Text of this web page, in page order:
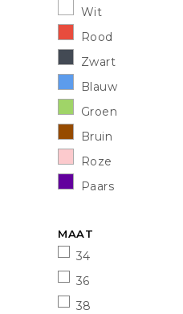
Wit
Rood
Zwart
Blauw
Groen
Bruin
Roze
Paars
MAAT
34
36
38